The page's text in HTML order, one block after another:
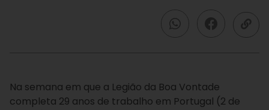
Na semana em que a Legião da Boa Vontade
completa 29 anos de trabalho em Portugal (2 de